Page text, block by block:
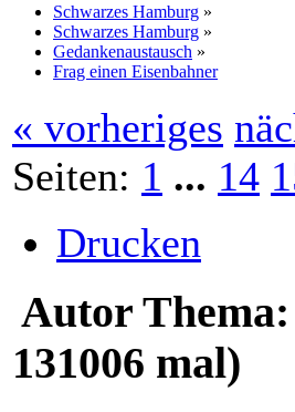
Schwarzes Hamburg »
Schwarzes Hamburg »
Gedankenaustausch »
Frag einen Eisenbahner
« vorheriges
Seiten: 1 ... 14
Drucken
Autor
131006 mal)